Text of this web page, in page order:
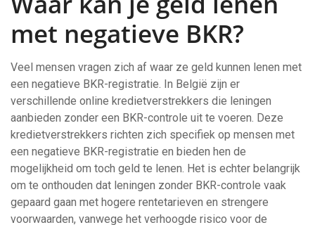
met negatieve BKR?
Veel mensen vragen zich af waar ze geld kunnen lenen met
een negatieve BKR-registratie. In België zijn er
verschillende online kredietverstrekkers die leningen
aanbieden zonder een BKR-controle uit te voeren. Deze
kredietverstrekkers richten zich specifiek op mensen met
een negatieve BKR-registratie en bieden hen de
mogelijkheid om toch geld te lenen. Het is echter belangrijk
om te onthouden dat leningen zonder BKR-controle vaak
gepaard gaan met hogere rentetarieven en strengere
voorwaarden, vanwege het verhoogde risico voor de